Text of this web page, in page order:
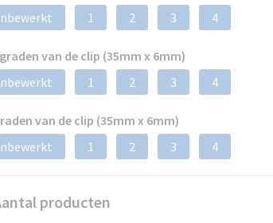
1 2 3 4
van de clip (35mm x 6mm)
1 2 3 4
van de clip (35mm x 6mm)
1 2 3 4
producten